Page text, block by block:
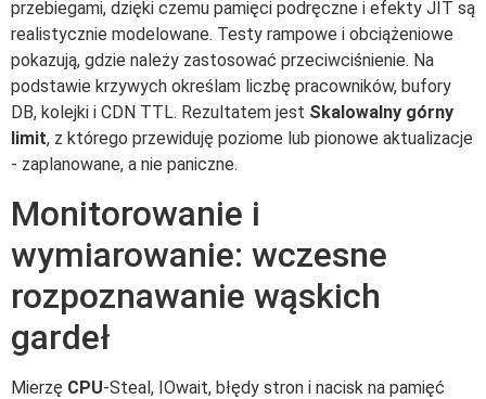
przebiegami, dzięki czemu pamięci podręczne i efekty JIT są
realistycznie modelowane. Testy rampowe i obciążeniowe
pokazują, gdzie należy zastosować przeciwciśnienie. Na
podstawie krzywych określam liczbę pracowników, bufory
DB, kolejki i CDN TTL. Rezultatem jest Skalowalny górny
limit, z którego przewiduję poziome lub pionowe aktualizacje
- zaplanowane, a nie paniczne.
Monitorowanie i
wymiarowanie: wczesne
rozpoznawanie wąskich
gardeł
Mierzę CPU-Steal, IOwait, błędy stron i nacisk na pamięć